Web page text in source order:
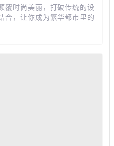
时尚美丽，打破传统的设
合，让你成为繁华都市里的